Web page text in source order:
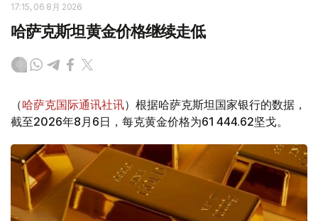
17:15, 06 8月 2026
哈萨克斯坦黄金价格继续走低
（哈萨克国际通讯社讯）根据哈萨克斯坦国家银行的数据，
截至2026年8月6日，每克黄金价格为61 444.62坚戈。